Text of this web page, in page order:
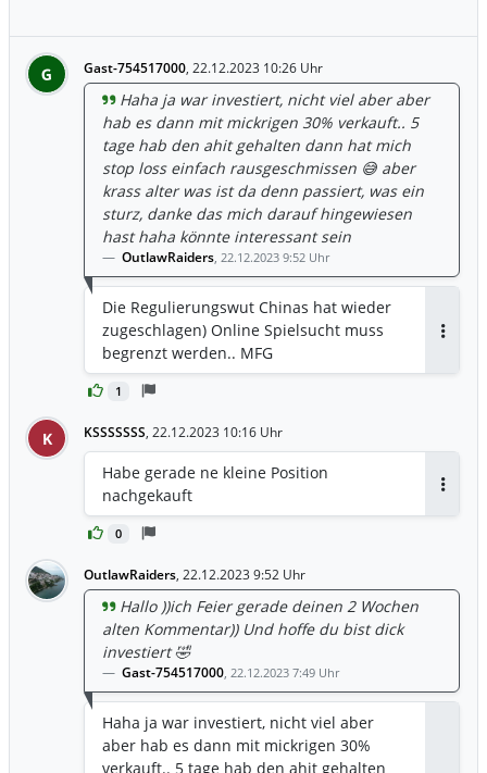
G Gast-754517000, 22.12.2023 10:26 Uhr
1
Haha ja war investiert, nicht viel aber aber
hab es dann mit mickrigen 30% verkauft.. 5
tage hab den ahit gehalten dann hat mich
stop loss einfach rausgeschmissen 😅 aber
krass alter was ist da denn passiert, was ein
sturz, danke das mich darauf hingewiesen
hast haha könnte interessant sein
OutlawRaiders, 22.12.2023 9:52 Uhr
Die Regulierungswut Chinas hat wieder
zugeschlagen) Online Spielsucht muss
begrenzt werden.. MFG
K KSSSSSSS, 22.12.2023 10:16 Uhr
0
Habe gerade ne kleine Position
nachgekauft
OutlawRaiders, 22.12.2023 9:52 Uhr
Hallo ))ich Feier gerade deinen 2 Wochen
alten Kommentar)) Und hoffe du bist dick
investiert 🤣
Gast-754517000, 22.12.2023 7:49 Uhr
Haha ja war investiert, nicht viel aber
aber hab es dann mit mickrigen 30%
verkauft.. 5 tage hab den ahit gehalten